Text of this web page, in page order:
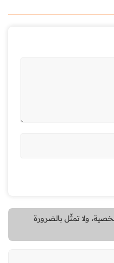
ولا تمثّل بالضرورة